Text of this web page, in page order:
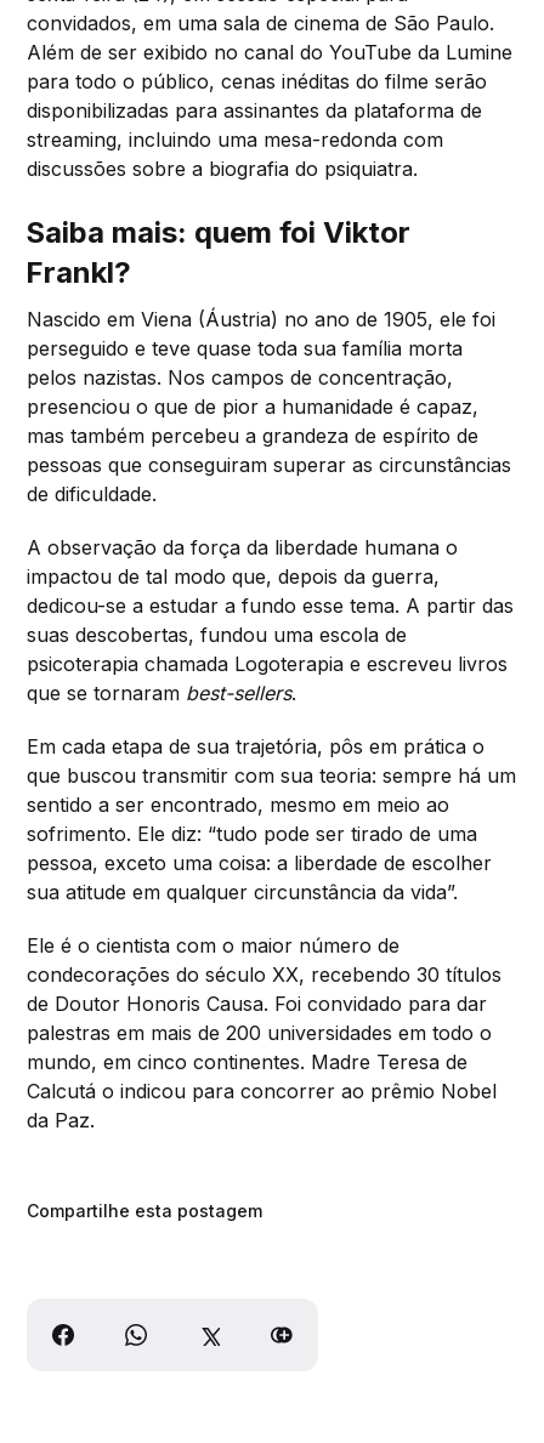
convidados, em uma sala de cinema de São Paulo.
Além de ser exibido no canal do YouTube da Lumine
para todo o público, cenas inéditas do filme serão
disponibilizadas para assinantes da plataforma de
streaming, incluindo uma mesa-redonda com
discussões sobre a biografia do psiquiatra.
Saiba mais: quem foi Viktor
Frankl?
Nascido em Viena (Áustria) no ano de 1905, ele foi
perseguido e teve quase toda sua família morta
pelos nazistas. Nos campos de concentração,
presenciou o que de pior a humanidade é capaz,
mas também percebeu a grandeza de espírito de
pessoas que conseguiram superar as circunstâncias
de dificuldade.
A observação da força da liberdade humana o
impactou de tal modo que, depois da guerra,
dedicou-se a estudar a fundo esse tema. A partir das
suas descobertas, fundou uma escola de
psicoterapia chamada Logoterapia e escreveu livros
que se tornaram best-sellers.
Em cada etapa de sua trajetória, pôs em prática o
que buscou transmitir com sua teoria: sempre há um
sentido a ser encontrado, mesmo em meio ao
sofrimento. Ele diz: “tudo pode ser tirado de uma
pessoa, exceto uma coisa: a liberdade de escolher
sua atitude em qualquer circunstância da vida”.
Ele é o cientista com o maior número de
condecorações do século XX, recebendo 30 títulos
de Doutor Honoris Causa. Foi convidado para dar
palestras em mais de 200 universidades em todo o
mundo, em cinco continentes. Madre Teresa de
Calcutá o indicou para concorrer ao prêmio Nobel
da Paz.
Compartilhe esta postagem